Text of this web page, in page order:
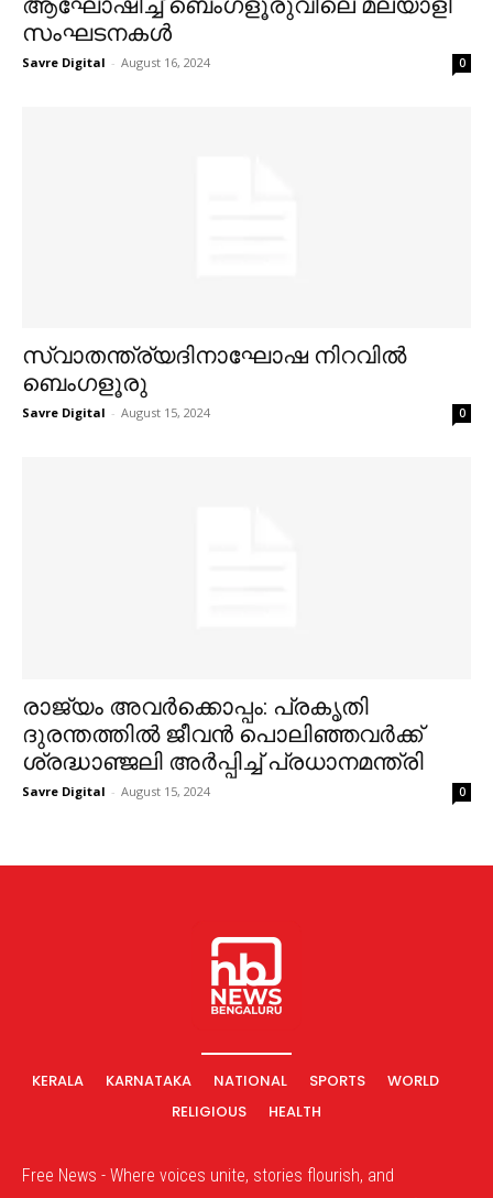
ആഘോഷിച്ച് ബെംഗളൂരുവിലെ മലയാളി
സംഘടനകള്‍
Savre Digital - August 16, 2024 0
സ്വാതന്ത്ര്യദിനാഘോഷ നിറവില്‍
ബെംഗളൂരു
Savre Digital - August 15, 2024 0
രാജ്യം അവര്‍ക്കൊപ്പം: പ്രകൃതി
ദുരന്തത്തില്‍ ജീവന്‍ പൊലിഞ്ഞവര്‍ക്ക്
ശ്രദ്ധാഞ്ജലി അര്‍പ്പിച്ച് പ്രധാനമന്ത്രി
Savre Digital - August 15, 2024 0
KERALA KARNATAKA NATIONAL SPORTS
WORLD
RELIGIOUS
HEALTH
Free News - Where voices unite, stories flourish, and